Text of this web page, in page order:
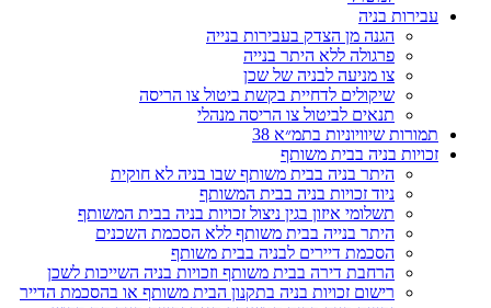
עבירות בניה
הגנה מן הצדק בעבירות בנייה
פרגולה ללא היתר בנייה
צו מניעה לבניה של שכן
שיקולים לדחיית בקשת ביטול צו הריסה
תנאים לביטול צו הריסה מנהלי
תמורות שיוויוניות בתמ״א 38
זכויות בניה בבית משותף
היתר בניה בבית משותף שבו בניה לא חוקית
ניוד זכויות בניה בבית המשותף
תשלומי איזון בגין ניצול זכויות בניה בבית המשותף
היתר בנייה בבית משותף ללא הסכמת השכנים
הסכמת דיירים לבניה בבית משותף
הרחבת דירה בבית משותף וזכויות בניה השייכות לשכן
רישום זכויות בניה בתקנון הבית משותף או בהסכמת הדייר